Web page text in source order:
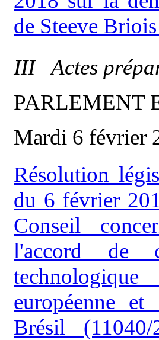
de Steeve
III Actes
PARLEMENT
Mardi 6 février
Résolution
du 6 février
Conseil
l'accord de
européenne
Brésil